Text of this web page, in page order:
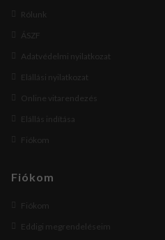
Rólunk
ÁSZF
Adatvédelmi nyilatkozat
Elállási nyilatkozat
Online vitarendezés
Elállás indítása
Fiókom
Fiókom
Fiókom
Eddigi megrendeléseim